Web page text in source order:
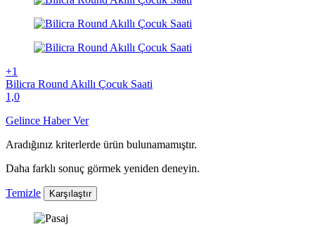
+1
Bilicra Round Akıllı Çocuk Saati
1,0
Gelince Haber Ver
Aradığınız kriterlerde ürün bulunamamıştır.
Daha farklı sonuç görmek yeniden deneyin.
Temizle Karşılaştır